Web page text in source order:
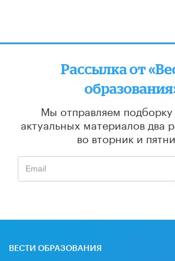
Рассылка от
Мы отправляем
актуальных материалов два
во вторник и
ВЕСТИ ОБРАЗОВАНИЯ